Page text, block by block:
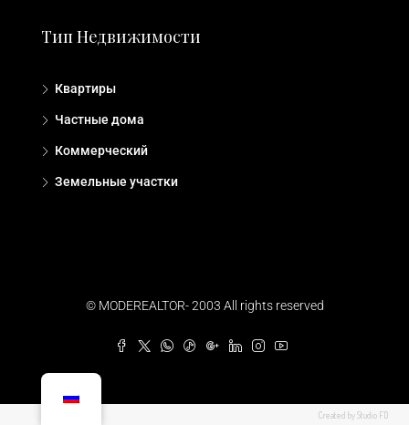
Тип Недвижимости
Квартиры
Частные дома
Коммерческий
Земельные участки
© MODEREALTOR- 2003 All rights reserved
Created by Studio FD